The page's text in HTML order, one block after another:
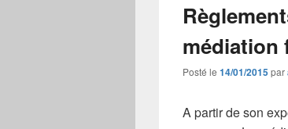
médiation
Posté le 14/01/2015par
A partir de son